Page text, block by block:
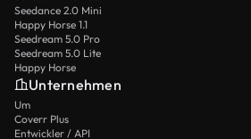
Seedance 2.0 Mini
Happy Horse 1.1
Seedream 5.0 Pro
Seedream 5.0 Lite
Happy Horse
Unternehmen
Um
Coverr Plus
Entwickler / API